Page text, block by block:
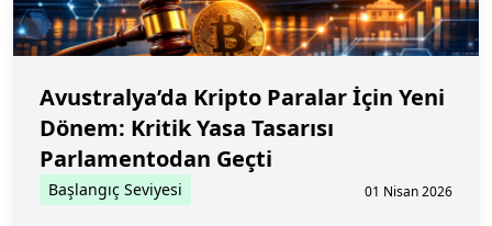
Avustralya’da Kripto Paralar İçin Yeni
Dönem: Kritik Yasa Tasarısı
Parlamentodan Geçti
Başlangıç Seviyesi 01 Nisan 2026